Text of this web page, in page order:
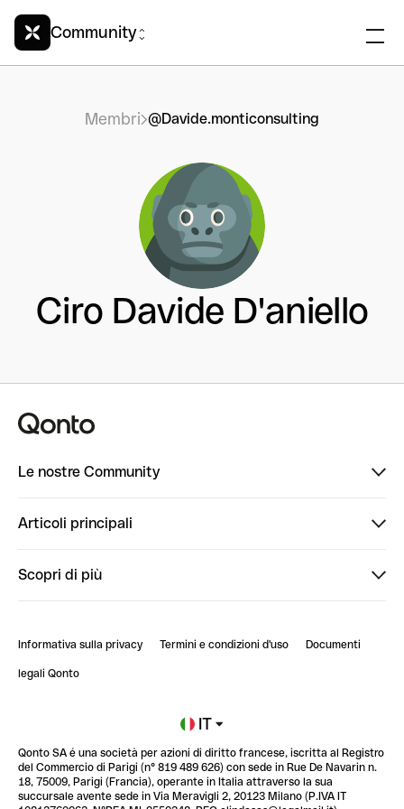
Community
Membri @Davide.monticonsulting
Ciro Davide D'aniello
Le nostre Community
PowerUp
Articoli principali
StrongHer Mentorship | Notion: come organizzare...
Scopri di più
Blog
Glossario finanziario
Informativa sulla privacy Termini e condizioni d'uso Documenti
legali Qonto
IT
Qonto SA é una società per azioni di diritto francese, iscritta al Registro
del Commercio di Parigi (n° 819 489 626) con sede in Rue De Navarin n.
18, 75009, Parigi (Francia), operante in Italia attraverso la sua
succursale avente sede in Via Meravigli 2, 20123 Milano (P.IVA IT